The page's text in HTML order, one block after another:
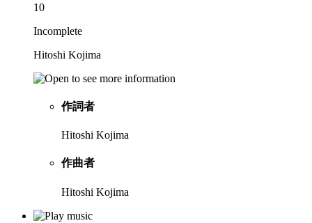
10
Incomplete
Hitoshi Kojima
作詞者
Hitoshi Kojima
作曲者
Hitoshi Kojima